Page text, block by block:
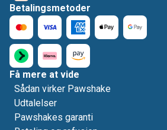
Betalingsmetoder
Få mere at vide
Sådan virker Pawshake
Udtalelser
Pawshakes garanti